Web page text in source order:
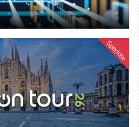
Speciale